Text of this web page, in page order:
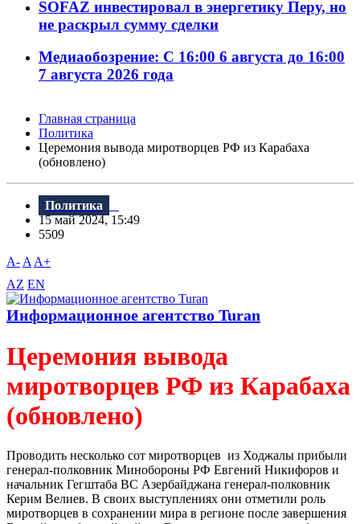
SOFAZ инвестировал в энергетику Перу, но
не раскрыл сумму сделки
Медиаобозрение: С 16:00 6 августа до 16:00
7 августа 2026 года
Главная страница
Политика
Церемония вывода миротворцев РФ из Карабаха
(обновлено)
Политика
15 май 2024, 15:49
5509
A- A A+
AZ EN
Информационное агентство Turan
Церемония вывода
миротворцев РФ из Карабаха
(обновлено)
Проводить несколько сот миротворцев из Ходжалы прибыли
генерал-полковник Минобороны РФ Евгений Никифоров и
начальник Гегштаба ВС Азербайджана генерал-полковник
Керим Велиев. В своих выступлениях они отметили роль
миротворцев в сохранении мира в регионе после завершения